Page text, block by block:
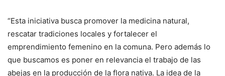
“Esta iniciativa busca promover la medicina natural,
rescatar tradiciones locales y fortalecer el
emprendimiento femenino en la comuna. Pero además lo
que buscamos es poner en relevancia el trabajo de las
abejas en la producción de la flora nativa. La idea de la